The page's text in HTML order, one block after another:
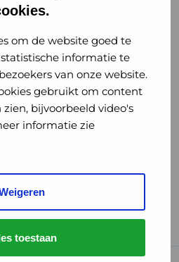
om de website goed te
informatie te
van onze website.
gebruikt om content
bijvoorbeeld video's
informatie zie
toestaan
media